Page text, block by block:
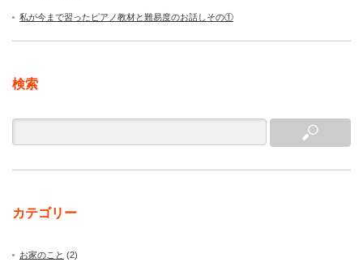
私が今まで習ったピアノ教材と難易度のお話しその①
検索
カテゴリー
お家のこと (2)